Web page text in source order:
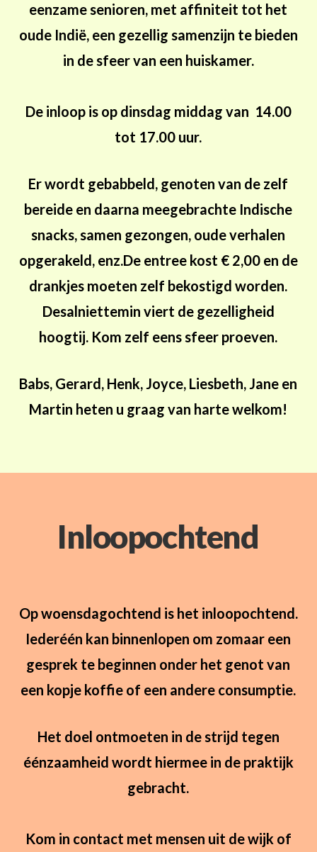
eenzame senioren, met affiniteit tot het
oude Indië, een gezellig samenzijn te bieden
in de sfeer van een huiskamer.
De inloop is op dinsdag middag van 14.00
tot 17.00 uur.
Er wordt gebabbeld, genoten van de zelf
bereide en daarna meegebrachte Indische
snacks, samen gezongen, oude verhalen
opgerakeld, enz.De entree kost € 2,00 en de
drankjes moeten zelf bekostigd worden.
Desalniettemin viert de gezelligheid
hoogtij. Kom zelf eens sfeer proeven.
Babs, Gerard, Henk, Joyce, Liesbeth, Jane en
Martin heten u graag van harte welkom!
Inloopochtend
Op woensdagochtend is het inloopochtend.
Iederéén kan binnenlopen om zomaar een
gesprek te beginnen onder het genot van
een kopje koffie of een andere consumptie.
Het doel ontmoeten in de strijd tegen
éénzaamheid wordt hiermee in de praktijk
gebracht.
Kom in contact met mensen uit de wijk of